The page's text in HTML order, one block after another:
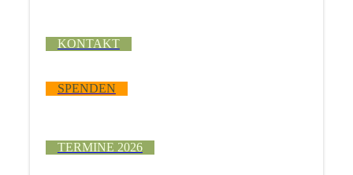
KONTAKT
SPENDEN
TERMINE 2026